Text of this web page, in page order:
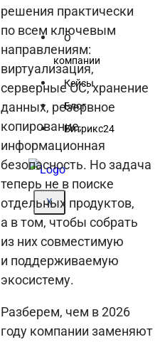
О
компании
Кейсы
Блог
Битрикс24
X
решения практически
по всем ключевым
направлениям:
виртуализация,
серверные ОС, хранение
данных, резервное
копирование,
информационная
безопасность. Но задача
теперь не в поиске
отдельных продуктов,
а в том, чтобы собрать
из них совместимую
и поддерживаемую
экосистему.
Разберем, чем в 2026
году компании заменяют